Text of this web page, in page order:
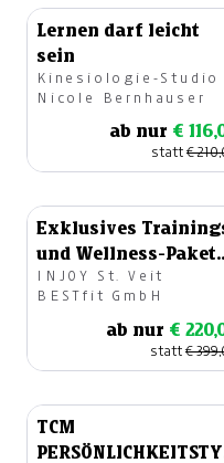
Lernen darf leicht
sein
Kinesiologie-Studio
Nicole Bernhauser
ab nur €
statt€
Exklusives
und Wellness-Paket
im Wert von nur 399€
INJOY St. Veit
BESTfit GmbH
ab nur €
statt€
TCM